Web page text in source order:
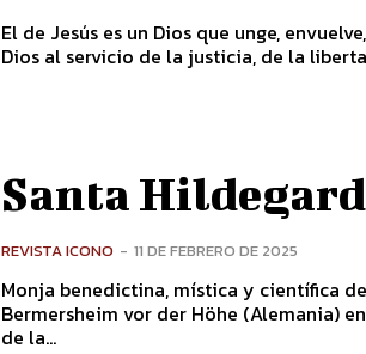
El de Jesús es un Dios que unge,
Dios al servicio de la justicia, de la
Santa
REVISTA ICONO - 11 DE FEBRERO DE 2025
Monja benedictina, mística y científica del s. XII
Bermersheim vor der Höhe (Alemania)
de la...